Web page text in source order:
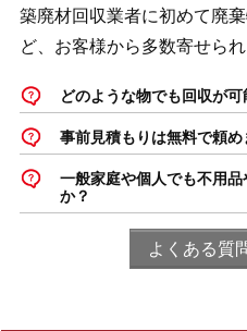
築廃材回収業者に初めて廃
ど、お客様から多数寄せら
どのような物でも回収が可
事前見積もりは無料で頼め
一般家庭や個人でも不用
か？
よくある質